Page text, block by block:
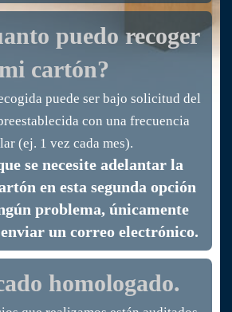
puedo recoger
mi cartón?
puede ser bajo solicitud del
con una frecuencia
(ej. 1 vez cada mes).
se necesite adelantar la
en esta segunda opción
problema, únicamente
un correo electrónico.
homologado.